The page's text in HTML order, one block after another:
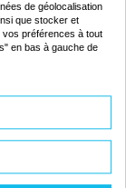
de géolocalisation
que stocker et
préférences à tout
en bas à gauche de